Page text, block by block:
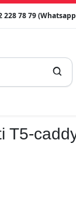
228 78 79

T5-